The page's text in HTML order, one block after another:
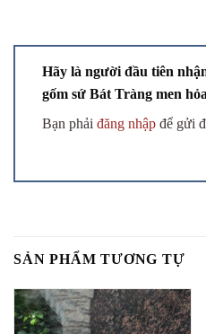
Hãy là người đầu tiên
gốm sứ Bát Tràng men
Bạn phải đăng nhập để gửi
SẢN PHẨM TƯƠNG TỰ